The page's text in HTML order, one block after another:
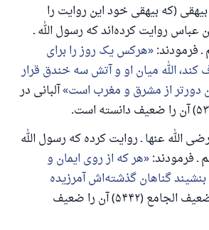
(که بیهقی خود این روایت را
عباس روایت کرده‌اند که رسول الله ـ
فرمودند: هرکس یک روز را برای
کند، الله میان او و آتش سه خندق قرار
دورتر از مشرق و مغرب است آلبانی در
رضی الله عنها ـ روایت کرده که رسول الله
ـ فرمودند: هر که از روی ایمان و
گناهان گذشته‌اش آمرزیده
آلبانی در ضعیف الجامع (۵۴۴۲) آن را ضعیف
صلی الله علیه وسلم می‌فرماید
راهنمایی کند مانند پاداش انجام
را خواهد داشت
(مسلم: ۱۸۹۳)
همکاری